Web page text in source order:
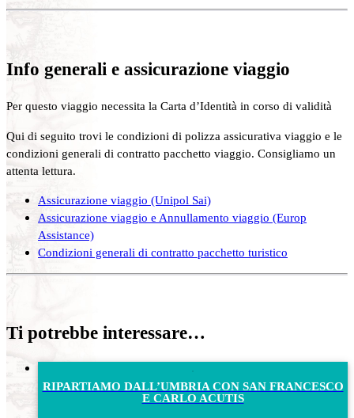
Info generali e assicurazione viaggio
Per questo viaggio necessita la Carta d’Identità in corso di validità
Qui di seguito trovi le condizioni di polizza assicurativa viaggio e le
condizioni generali di contratto pacchetto viaggio. Consigliamo un
attenta lettura.
Assicurazione viaggio (Unipol Sai)
Assicurazione viaggio e Annullamento viaggio (Europ
Assistance)
Condizioni generali di contratto pacchetto turistico
Ti potrebbe interessare…
RIPARTIAMO DALL’UMBRIA CON SAN FRANCESCO
E CARLO ACUTIS